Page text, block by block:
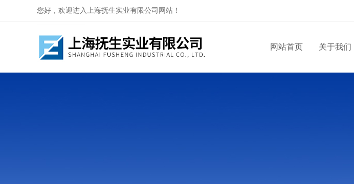
您好，欢迎进入上海抚生实业有限公司网站！
网站首页 关于我们